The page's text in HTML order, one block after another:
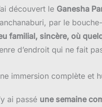
découvert le Ganesha
par le
familial, sincère, où
d’endroit qui ne fait
immersion complète et
ai passé une semaine